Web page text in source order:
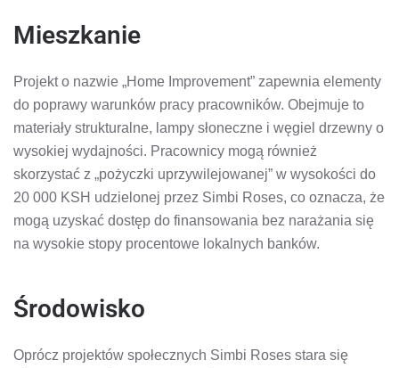
Mieszkanie
Projekt o nazwie „Home Improvement” zapewnia elementy
do poprawy warunków pracy pracowników. Obejmuje to
materiały strukturalne, lampy słoneczne i węgiel drzewny o
wysokiej wydajności. Pracownicy mogą również
skorzystać z „pożyczki uprzywilejowanej” w wysokości do
20 000 KSH udzielonej przez Simbi Roses, co oznacza, że
​​mogą uzyskać dostęp do finansowania bez narażania się
na wysokie stopy procentowe lokalnych banków.
Środowisko
Oprócz projektów społecznych Simbi Roses stara się